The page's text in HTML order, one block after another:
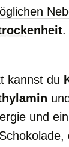
.
kannst du
und
und